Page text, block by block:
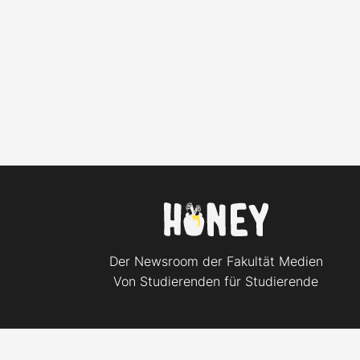
Der Newsroom der Fakultät Medien
Von Studierenden für Studierende